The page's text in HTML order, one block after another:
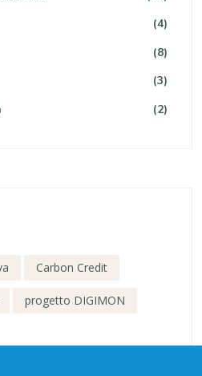
(4)
(8)
(3)
(2)
Carbon Credit
progetto DIGIMON